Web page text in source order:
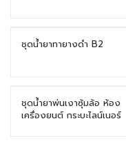
ชุดน้ำยาทายางดำ B2
ชุดน้ำยาพ่นเงาซุ้มล้อ ห้อง
เครื่องยนต์ กระบะไลน์เนอร์